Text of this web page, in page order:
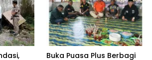
‎Buka Puasa Plus Berbagi